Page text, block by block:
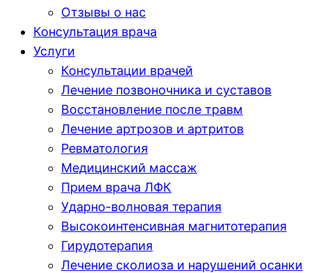
Отзывы о нас
Консультация врача
Услуги
Консультации врачей
Лечение позвоночника и суставов
Восстановление после травм
Лечение артрозов и артритов
Ревматология
Медицинский массаж
Прием врача ЛФК
Ударно-волновая терапия
Высокоинтенсивная магнитотерапия
Гирудотерапия
Лечение сколиоза и нарушений осанки